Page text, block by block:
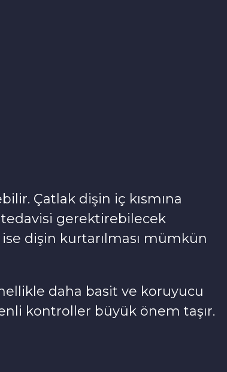
Çatlak dişin iç kısmına
gerektirebilecek
dişin kurtarılması mümkün
daha basit ve koruyucu
kontroller büyük önem taşır.